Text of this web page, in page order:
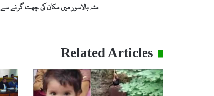
مٹہ بالاسور میں مکان کی چھت گرنے سے 5 افراد زخمی۔۔۔
Related Articles